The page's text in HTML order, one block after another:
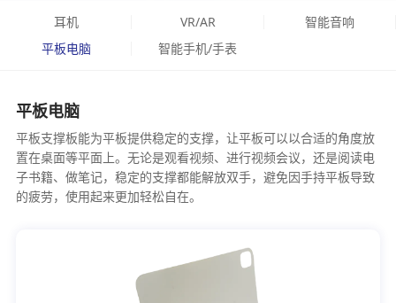
耳机 VR/AR
智能音响
平板电脑
智能手机/手表
平板电脑
平板支撑板能为平板提供稳定的支撑，让平板可以以合适的角度放
置在桌面等平面上。无论是观看视频、进行视频会议，还是阅读电
子书籍、做笔记，稳定的支撑都能解放双手，避免因手持平板导致
的疲劳，使用起来更加轻松自在。